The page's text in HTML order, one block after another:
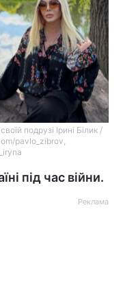
подрузі Ірині Білик /
pavlo_zibrov,
під час війни.
Реклама